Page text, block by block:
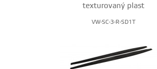
texturovaný plast
VW-SC-3-R-SD1T